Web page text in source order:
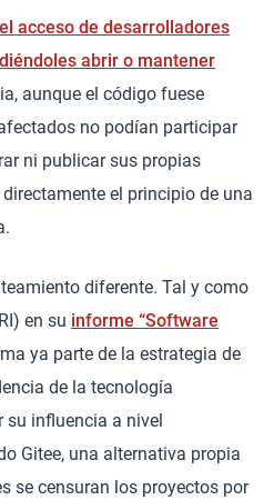
acceso de desarrolladores
abrir o mantener
aunque el código fuese
no podían participar
ni publicar sus propias
el principio de una
diferente. Tal y como
en su informe “Software
ya parte de la estrategia de
de la tecnología
influencia a nivel
Gitee, una alternativa propia
se censuran los proyectos por